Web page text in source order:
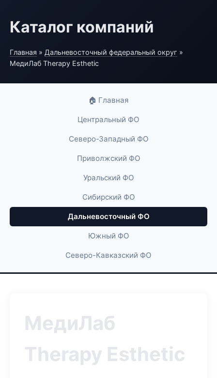
Каталог компаний
Главная » Дальневосточный федеральный округ »
МедиЛаб Therapy Esthetic
🏠 Главная
Центральный ФО
Северо-Западный ФО
Приволжский ФО
Уральский ФО
Сибирский ФО
Дальневосточный ФО
Южный ФО
Северо-Кавказский ФО
МедиЛаб
Therapy Esthetic